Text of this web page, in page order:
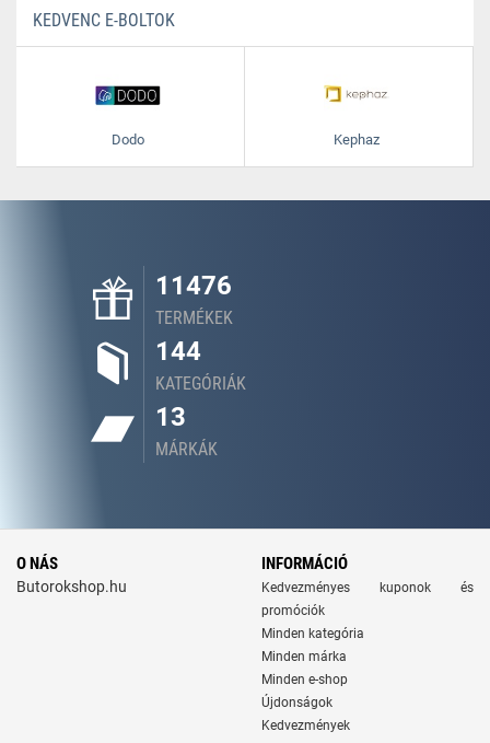
KEDVENC E-BOLTOK
Dodo Kephaz
11476
TERMÉKEK
144
KATEGÓRIÁK
13
MÁRKÁK
O NÁS
Butorokshop.hu
INFORMÁCIÓ
Kedvezményes kuponok és
promóciók
Minden kategória
Minden márka
Minden e-shop
Újdonságok
Kedvezmények